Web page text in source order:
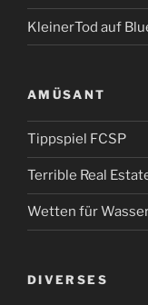
KleinerTod auf
AMÜSANT
Tippspiel FCSP
Terrible Real
Wetten für
DIVERSES